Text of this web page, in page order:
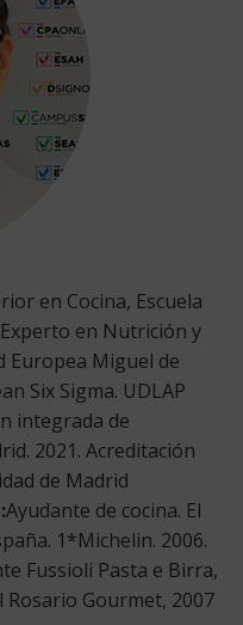
en Cocina, Escuela
en Nutrición y
Europea Miguel de
Six Sigma. UDLAP
integrada de
2021. Acreditación
de Madrid
Ayudante de cocina. El
1*Michelin. 2006.
Fussioli Pasta e Birra,
Rosario Gourmet, 2007